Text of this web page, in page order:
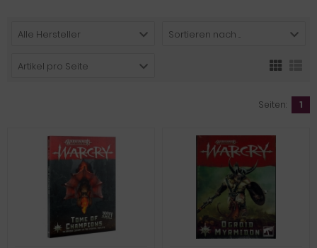
Alle Hersteller Sortieren nach ...
Artikel pro Seite
Seiten: 1